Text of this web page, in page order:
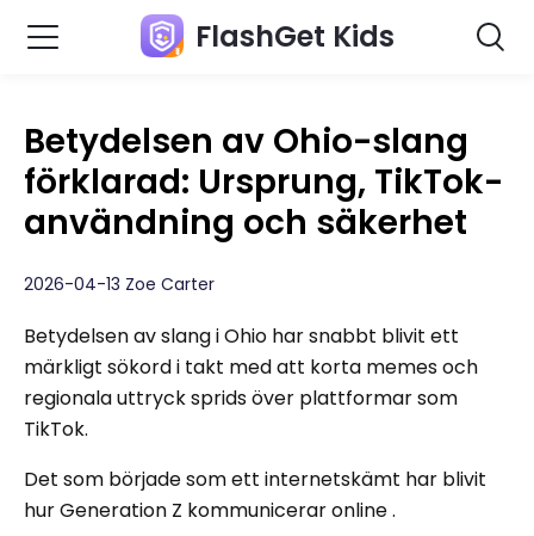
FlashGet Kids
Betydelsen av Ohio-slang
förklarad: Ursprung, TikTok-
användning och säkerhet
2026-04-13 Zoe Carter
Betydelsen av slang i Ohio har snabbt blivit ett
märkligt sökord i takt med att korta memes och
regionala uttryck sprids över plattformar som
TikTok.
Det som började som ett internetskämt har blivit
hur Generation Z kommunicerar online .